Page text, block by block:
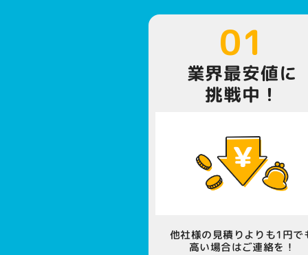
01
業界最安値に
挑戦中！
他社様の見積りよりも1円で
高い場合はご連絡を！